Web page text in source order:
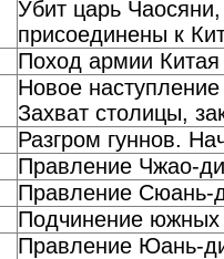
Убит царь
присоединены к
Поход армии
Новое
Захват столицы,
Разгром гуннов.
Правление Чжао-ди
Правление Сюань-
Подчинение
Правление Юань-